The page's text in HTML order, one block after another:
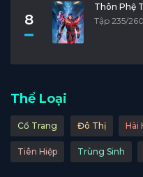
8
Thôn Phệ
Tập 235/
Thể Loại
Cổ Trang Đô Thị Hài
Tiên Hiệp Trùng Sinh